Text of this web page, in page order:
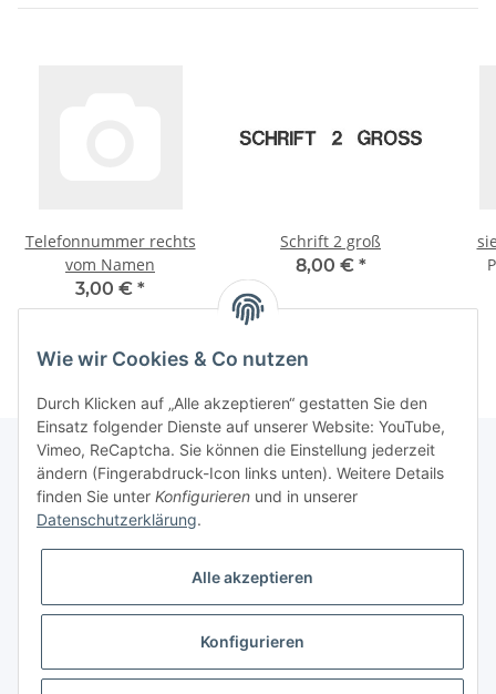
Telefonnummer rechts
vom Namen
3,00 € *
Schrift 2 groß
8,00 € *
Informationen
Galerie
* Keine Ausweisung der Mehrwertsteuer gemäß Klein-Unternehmer-Regelung.,
Wie wir Cookies & Co nutzen
Durch Klicken auf „Alle akzeptieren“ gestatten Sie den
Einsatz folgender Dienste auf unserer Website: YouTube,
Vimeo, ReCaptcha. Sie können die Einstellung jederzeit
ändern (Fingerabdruck-Icon links unten). Weitere Details
finden Sie unter Konfigurieren und in unserer
Datenschutzerklärung.
Alle akzeptieren
Konfigurieren